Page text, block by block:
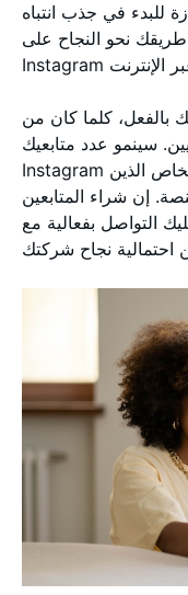
للبدء في جذب انتباه
نحو النجاح على
بالفعل، كلما كان من
سينمو عدد متابعيك
Instagram بالتناسب المباشر مع ملايين الأشخاص الذين
إن شراء المتابعين
التواصل بفعالية مع